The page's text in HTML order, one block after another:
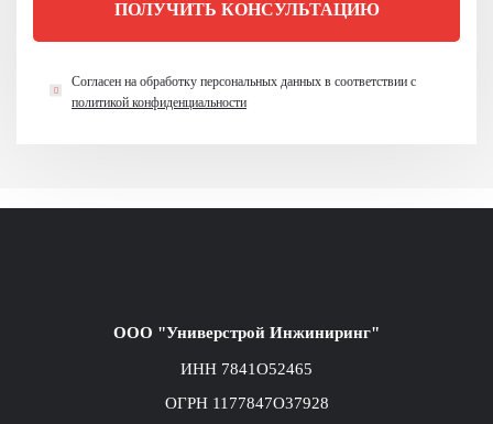
ПОЛУЧИТЬ КОНСУЛЬТАЦИЮ
Согласен на обработку персональных данных в соответствии с
политикой конфиденциальности
ООО "Универстрой Инжиниринг"
ИНН 7841O52465
ОГРН 1177847O37928